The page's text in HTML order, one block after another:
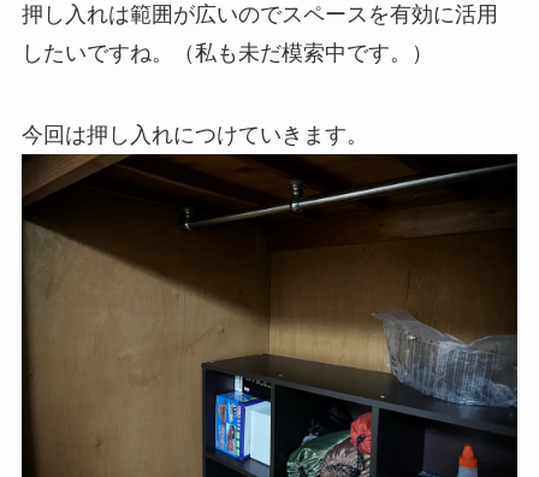
押し入れは範囲が広いのでスペースを有効に活用
したいですね。（私も未だ模索中です。）
今回は押し入れにつけていきます。